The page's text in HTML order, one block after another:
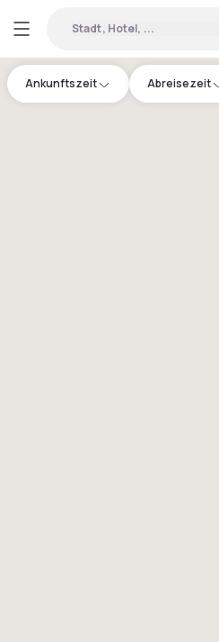
Stadt, Hotel, ...
Ankunftszeit Abreisezeit